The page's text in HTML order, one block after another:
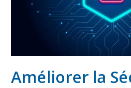
Améliorer la